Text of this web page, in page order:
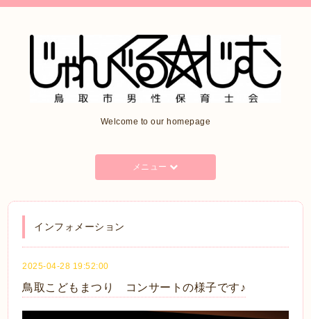
Welcome to our homepage
メニュー
インフォメーション
2025-04-28 19:52:00
鳥取こどもまつり コンサートの様子です♪